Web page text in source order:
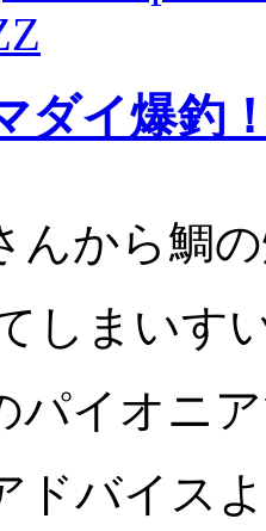
ダイ爆釣
んから鯛
しまいす
パイオニ
ドバイス